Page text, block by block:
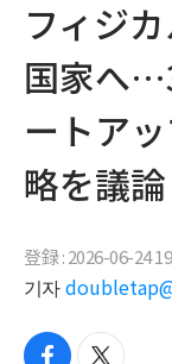
フィジ
国家へ
ートア
略を議論
登録 : 2026-06-24
기자